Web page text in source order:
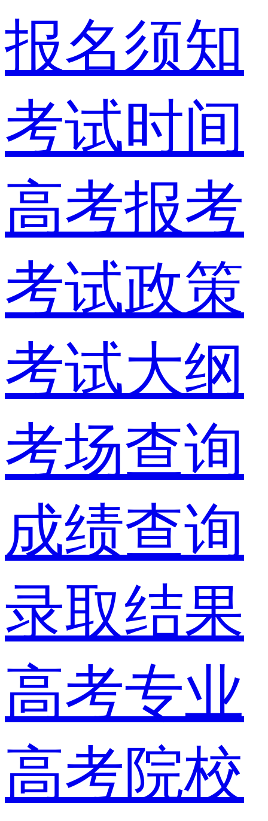
报名须知
考试时间
高考报考
考试政策
考试大纲
考场查询
成绩查询
录取结果
高考专业
高考院校